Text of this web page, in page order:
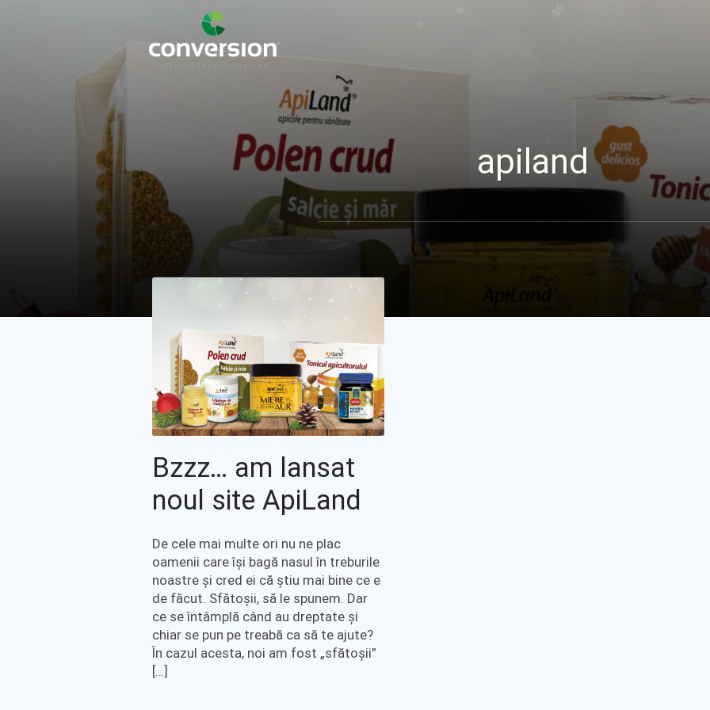
apiland
Bzzz… am lansat
noul site ApiLand
De cele mai multe ori nu ne plac
oamenii care își bagă nasul în treburile
noastre și cred ei că știu mai bine ce e
de făcut. Sfătoșii, să le spunem. Dar
ce se întâmplă când au dreptate și
chiar se pun pe treabă ca să te ajute?
În cazul acesta, noi am fost „sfătoșii”
[…]